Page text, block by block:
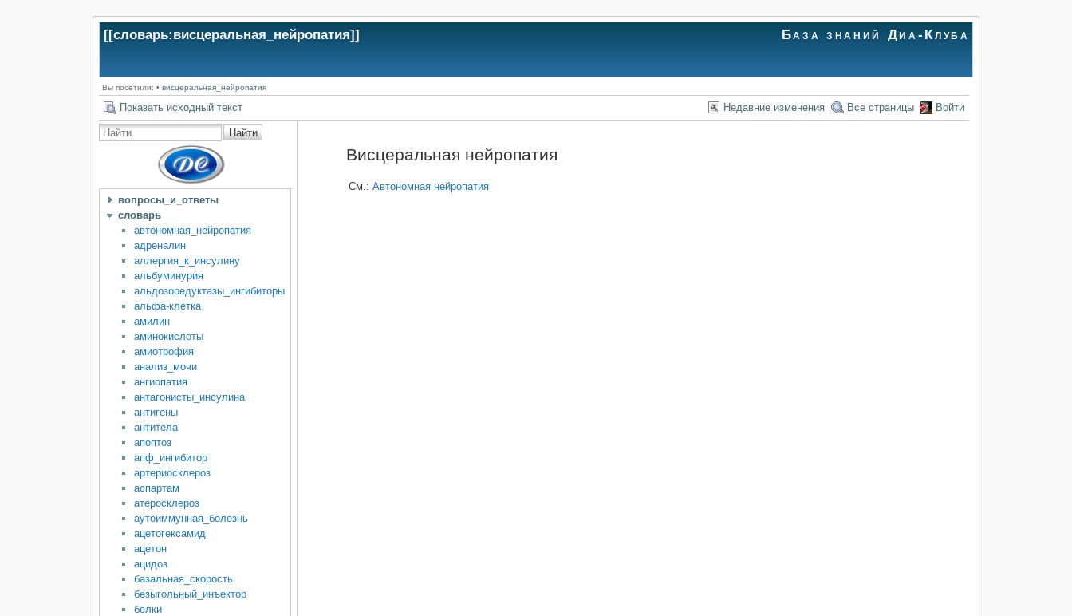
[[словарь:висцеральная_нейропатия]] База знаний Диа-Клуба
Вы посетили: • висцеральная_нейропатия
Показать исходный текст Недавние изменения Все страницы Войти
Найти
вопросы_и_ответы
словарь
автономная_нейропатия
адреналин
аллергия_к_инсулину
альбуминурия
альдозоредуктазы_ингибиторы
альфа-клетка
амилин
аминокислоты
амиотрофия
анализ_мочи
ангиопатия
антагонисты_инсулина
антигены
антитела
апоптоз
апф_ингибитор
артериосклероз
аспартам
атеросклероз
аутоиммунная_болезнь
ацетогексамид
ацетон
ацидоз
базальная_скорость
безыгольный_инъектор
белки
Висцеральная нейропатия
См.:Автономная нейропатия